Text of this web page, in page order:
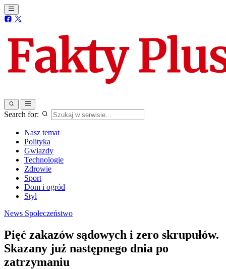
Search for:
Nasz temat
Polityka
Gwiazdy
Technologie
Zdrowie
Sport
Dom i ogród
Styl
News Społeczeństwo
Pięć zakazów sądowych i zero skrupułów.
Skazany już następnego dnia po
zatrzymaniu